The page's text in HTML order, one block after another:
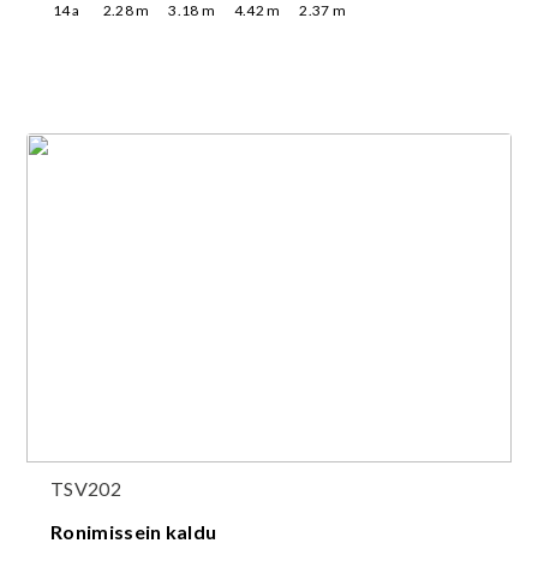
14a 2.28m 3.18 m 4.42 m 2.37 m
TSV202
Ronimissein kaldu